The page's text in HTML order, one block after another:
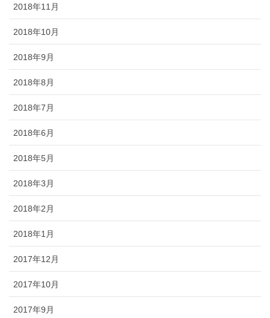
2018年11月
2018年10月
2018年9月
2018年8月
2018年7月
2018年6月
2018年5月
2018年3月
2018年2月
2018年1月
2017年12月
2017年10月
2017年9月